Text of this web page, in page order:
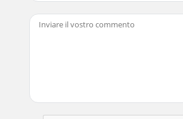
Pagina 18 - Importer
cmLargeur de travail ... env. 14-15
manche